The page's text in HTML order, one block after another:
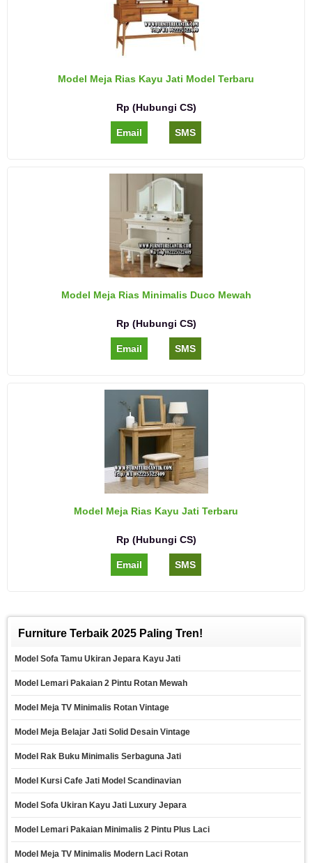
Model Meja Rias Kayu Jati Model Terbaru
Rp (Hubungi CS)
Email SMS
Model Meja Rias Minimalis Duco Mewah
Rp (Hubungi CS)
Email SMS
Model Meja Rias Kayu Jati Terbaru
Rp (Hubungi CS)
Email SMS
Furniture Terbaik 2025 Paling Tren!
Model Sofa Tamu Ukiran Jepara Kayu Jati
Model Lemari Pakaian 2 Pintu Rotan Mewah
Model Meja TV Minimalis Rotan Vintage
Model Meja Belajar Jati Solid Desain Vintage
Model Rak Buku Minimalis Serbaguna Jati
Model Kursi Cafe Jati Model Scandinavian
Model Sofa Ukiran Kayu Jati Luxury Jepara
Model Lemari Pakaian Minimalis 2 Pintu Plus Laci
Model Meja TV Minimalis Modern Laci Rotan